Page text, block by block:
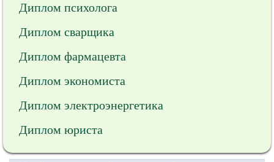
Диплом психолога
Диплом сварщика
Диплом фармацевта
Диплом экономиста
Диплом электроэнергетика
Диплом юриста